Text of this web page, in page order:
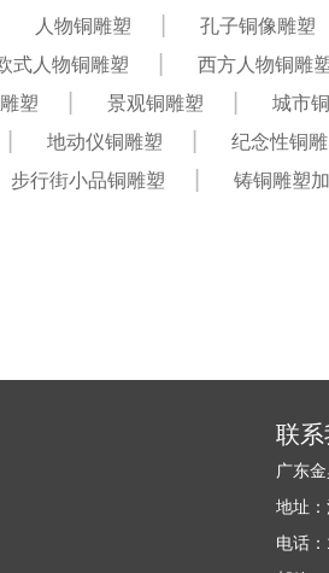
人物铜雕塑 孔子铜像雕塑
式人物铜雕塑 西方人物铜雕
塑 景观铜雕塑 城市
地动仪铜雕塑 纪念性铜
步行街小品铜雕塑 铸铜雕塑
联系
广东
地址
电话